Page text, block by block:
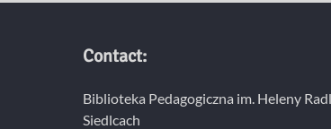
Contact:
Biblioteka Pedagogiczna im. Heleny
Siedlcach